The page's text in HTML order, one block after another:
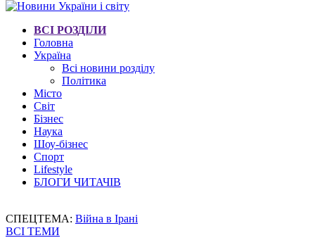
ВСІ РОЗДІЛИ
Головна
Україна
Всі новини розділу
Політика
Місто
Світ
Бізнес
Наука
Шоу-бізнес
Спорт
Lifestyle
БЛОГИ ЧИТАЧІВ
СПЕЦТЕМА: Війна в Ірані
ВСІ ТЕМИ